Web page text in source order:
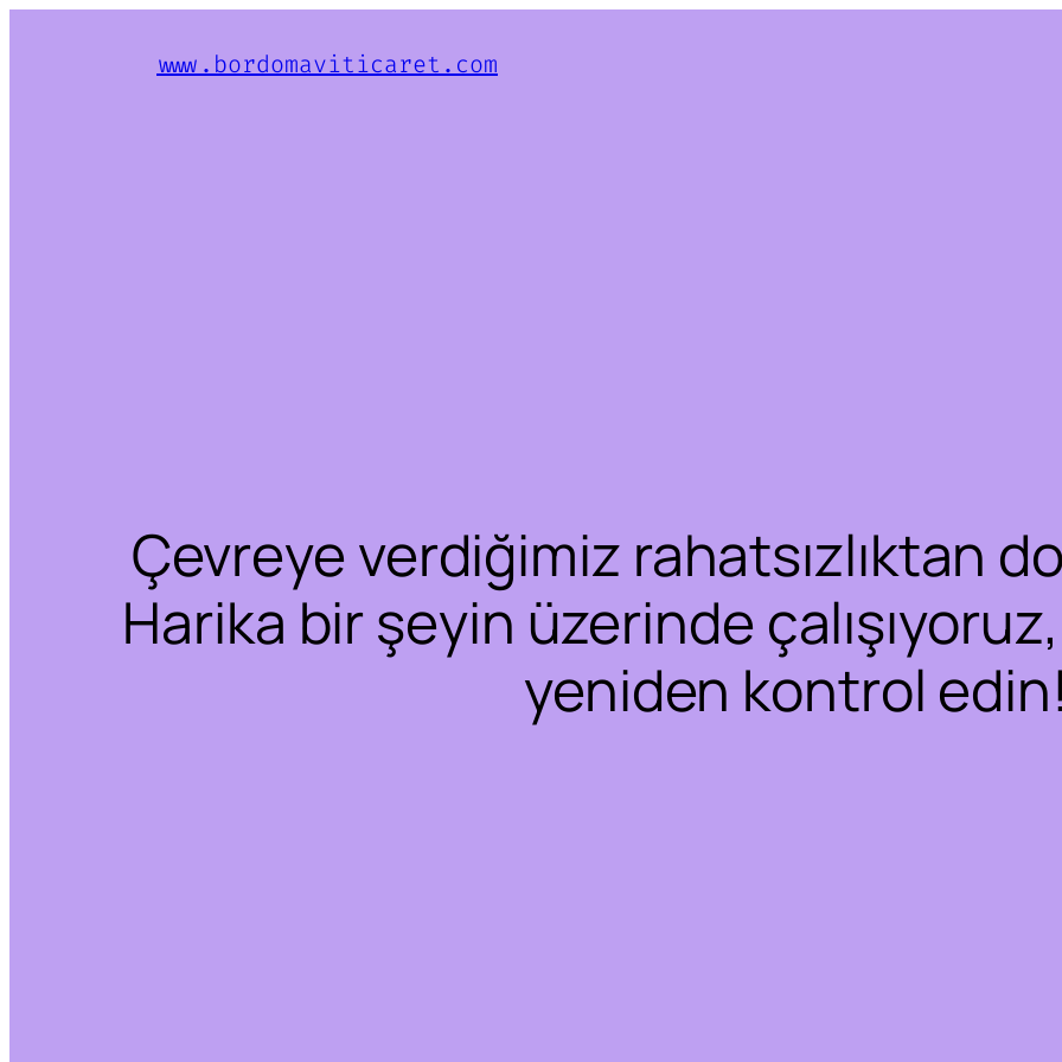
www.bordomaviticaret.com
Çevreye verdiğimiz rahatsızlıktan
Harika bir şeyin üzerinde
yeniden kontrol edin!